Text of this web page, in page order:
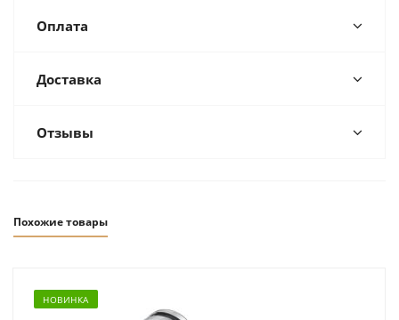
Оплата
Доставка
Отзывы
Похожие товары
НОВИНКА